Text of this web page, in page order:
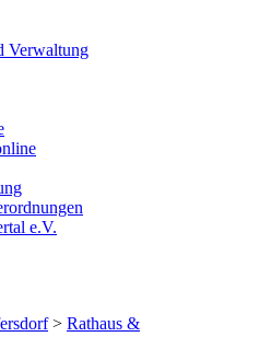
Verwaltung
e.V.
> Rathaus &